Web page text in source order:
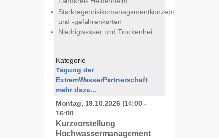
Starkregenrisikomanagementkonzepte
und -gefahrenkarten
Niedrigwasser und Trockenheit
Kategorie
Tagung der
ExtremWasserPartnerschaft
mehr dazu...
Montag, 19.10.2026 |14:00 -
16:00
Kurzvorstellung
Hochwassermanagement